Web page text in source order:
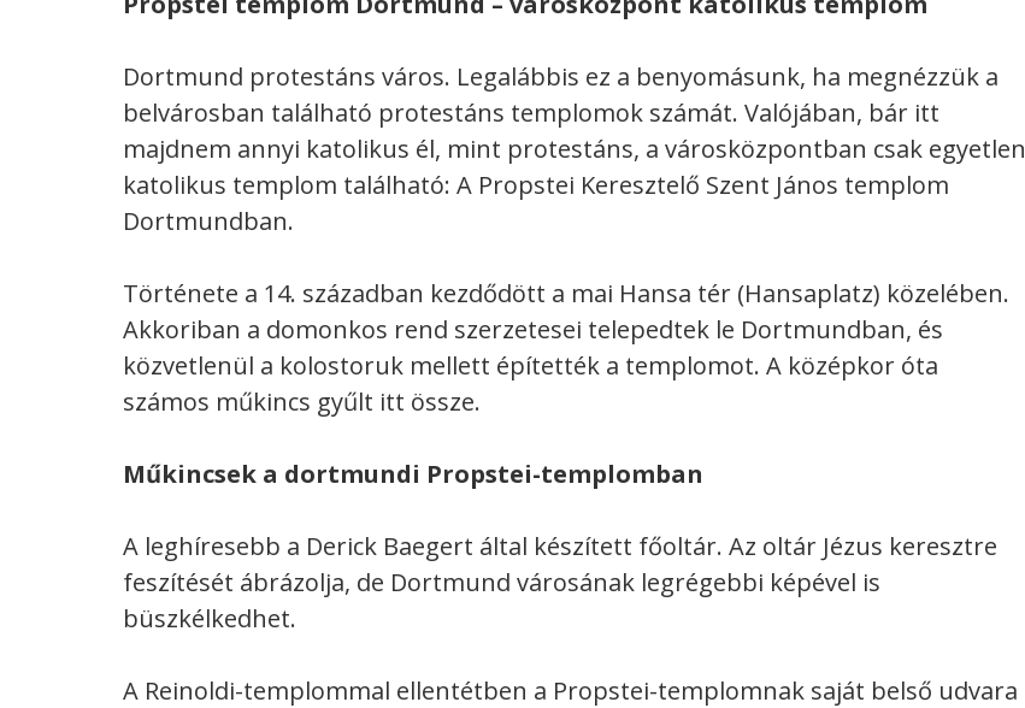
Dortmund protestáns város. Legalábbis ez a benyomásunk, ha megnézzük a
belvárosban található protestáns templomok számát. Valójában, bár itt
majdnem annyi katolikus él, mint protestáns, a városközpontban csak egyetlen
katolikus templom található: A Propstei Keresztelő Szent János templom
Dortmundban.
Története a 14. században kezdődött a mai Hansa tér (Hansaplatz) közelében.
Akkoriban a domonkos rend szerzetesei telepedtek le Dortmundban, és
közvetlenül a kolostoruk mellett építették a templomot. A középkor óta
számos műkincs gyűlt itt össze.
Műkincsek a dortmundi Propstei-templomban
A leghíresebb a Derick Baegert által készített főoltár. Az oltár Jézus keresztre
feszítését ábrázolja, de Dortmund városának legrégebbi képével is
büszkélkedhet.
A Reinoldi-templommal ellentétben a Propstei-templomnak saját belső udvara